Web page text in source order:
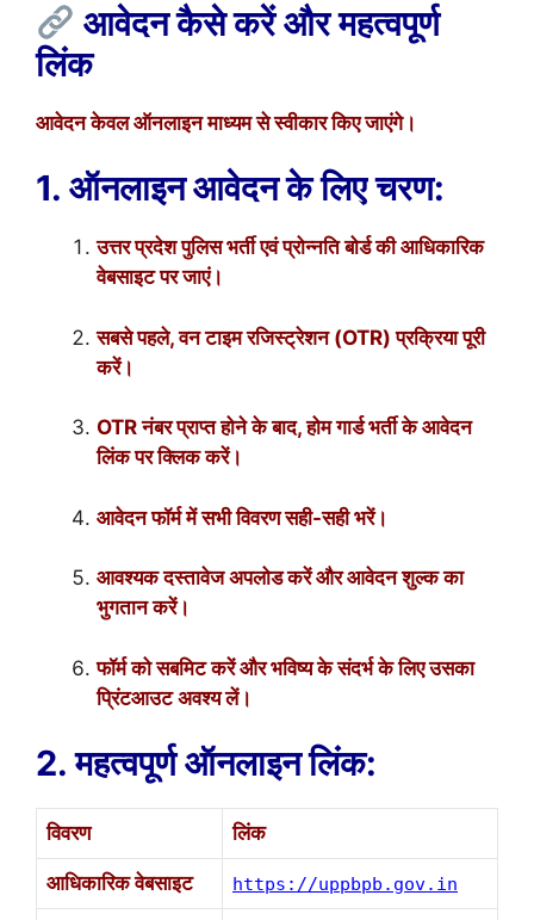
आवेदन कैसे करें और महत्वपूर्ण
लिंक
आवेदन केवल ऑनलाइन माध्यम से स्वीकार किए जाएंगे।
1. ऑनलाइन आवेदन के लिए चरण:
उत्तर प्रदेश पुलिस भर्ती एवं प्रोन्नति बोर्ड की आधिकारिक
वेबसाइट पर जाएं।
सबसे पहले, वन टाइम रजिस्ट्रेशन (OTR) प्रक्रिया पूरी
करें।
OTR नंबर प्राप्त होने के बाद, होम गार्ड भर्ती के आवेदन
लिंक पर क्लिक करें।
आवेदन फॉर्म में सभी विवरण सही-सही भरें।
आवश्यक दस्तावेज अपलोड करें और आवेदन शुल्क का
भुगतान करें।
फॉर्म को सबमिट करें और भविष्य के संदर्भ के लिए उसका
प्रिंटआउट अवश्य लें।
2. महत्वपूर्ण ऑनलाइन लिंक:
विवरण लिंक
आधिकारिक वेबसाइट https://uppbpb.gov.in